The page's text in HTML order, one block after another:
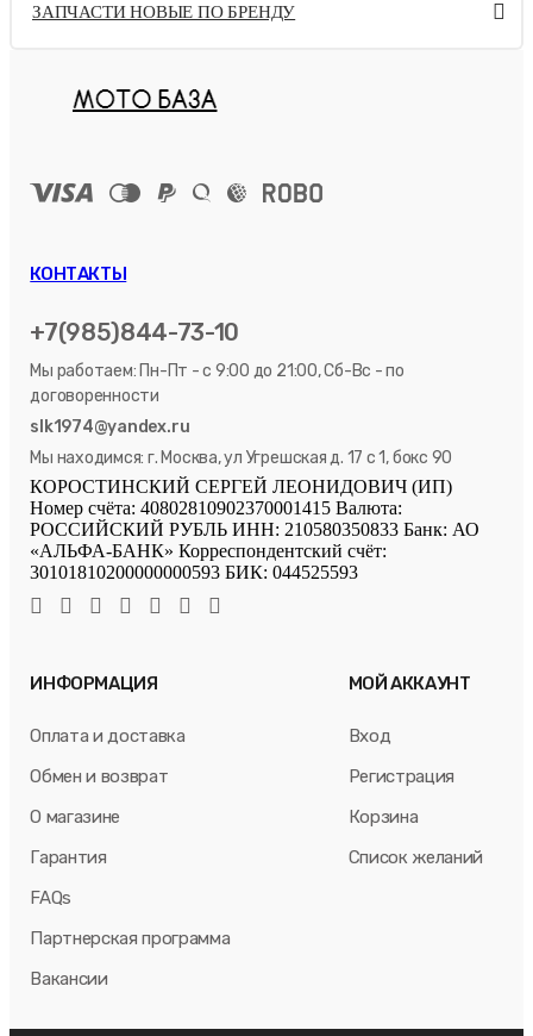
ЗАПЧАСТИ НОВЫЕ ПО БРЕНДУ
КОНТАКТЫ
+7(985)844-73-10
Мы работаем: Пн-Пт - с 9:00 до 21:00, Сб-Вс - по
договоренности
slk1974@yandex.ru
Мы находимся: г. Москва, ул Угрешская д. 17 с 1, бокс 90
КОРОСТИНСКИЙ СЕРГЕЙ ЛЕОНИДОВИЧ (ИП)
Номер счёта: 40802810902370001415 Валюта:
РОССИЙСКИЙ РУБЛЬ ИНН: 210580350833 Банк: АО
«АЛЬФА-БАНК» Корреспондентский счёт:
30101810200000000593 БИК: 044525593
ИНФОРМАЦИЯ
Оплата и доставка
Обмен и возврат
О магазине
Гарантия
FAQs
Партнерская программа
Вакансии
МОЙ АККАУНТ
Вход
Регистрация
Корзина
Список желаний